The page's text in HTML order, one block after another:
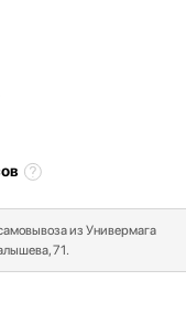
из Универмага
71.